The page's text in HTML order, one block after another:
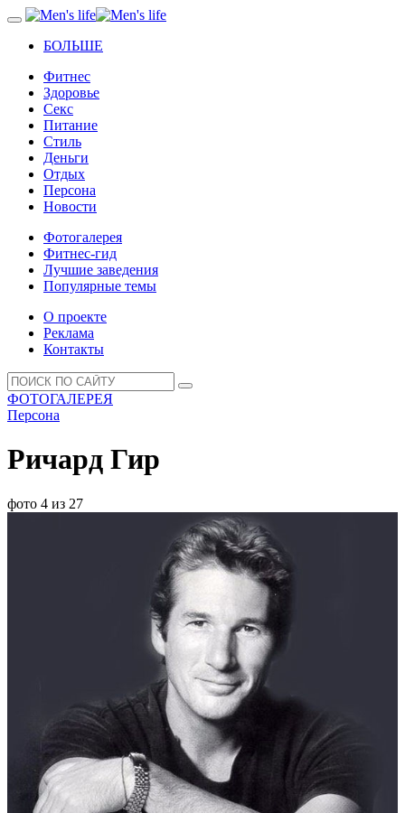
БОЛЬШЕ
Фитнес
Здоровье
Секс
Питание
Стиль
Деньги
Отдых
Персона
Новости
Фотогалерея
Фитнес-гид
Лучшие заведения
Популярные темы
О проекте
Реклама
Контакты
ФОТОГАЛЕРЕЯ
Персона
Ричард Гир
фото 4 из 27